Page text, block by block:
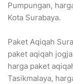
Pumpungan,
Kota Surabaya.
Paket Aqiqah
paket aqiqah
harga paket
Tasikmalaya,